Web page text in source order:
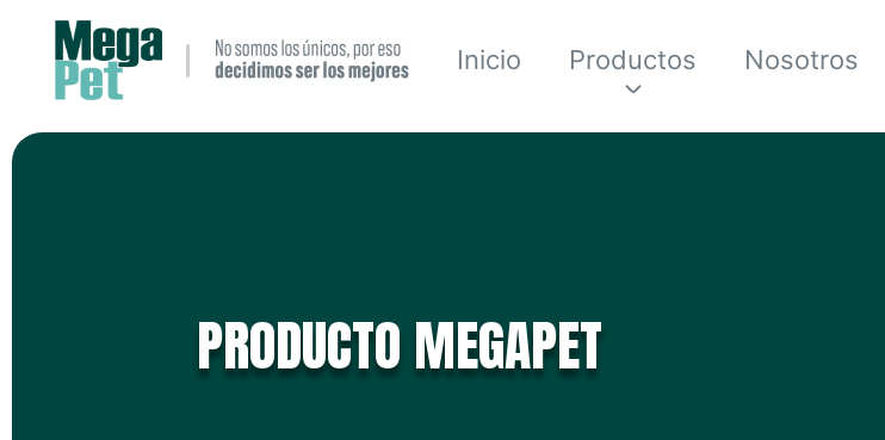
Inicio Productos Nosotros
PRODUCTO MEGAPET